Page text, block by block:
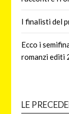
I finalisti del
Ecco i
romanzi editi
LE